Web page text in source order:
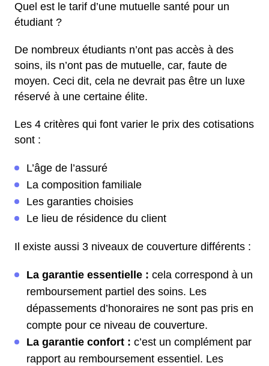
Quel est le tarif d’une mutuelle santé pour un
étudiant ?
De nombreux étudiants n’ont pas accès à des
soins, ils n’ont pas de mutuelle, car, faute de
moyen. Ceci dit, cela ne devrait pas être un luxe
réservé à une certaine élite.
Les 4 critères qui font varier le prix des cotisations
sont :
L’âge de l’assuré
La composition familiale
Les garanties choisies
Le lieu de résidence du client
Il existe aussi 3 niveaux de couverture différents :
La garantie essentielle : cela correspond à un
remboursement partiel des soins. Les
dépassements d’honoraires ne sont pas pris en
compte pour ce niveau de couverture.
La garantie confort : c’est un complément par
rapport au remboursement essentiel. Les